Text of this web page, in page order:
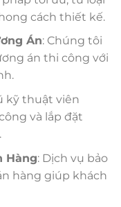
cách thiết kế.
Án: Chúng tôi
án thi công với
kỹ thuật viên
và lắp đặt
Hàng: Dịch vụ bảo
hàng giúp khách